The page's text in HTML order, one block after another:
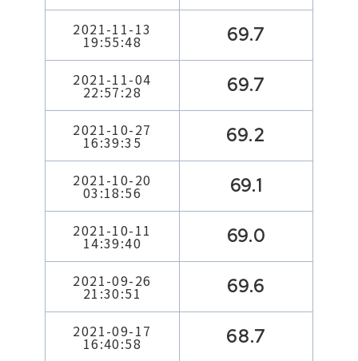
2021-11-13
19:55:48 69.7
2021-11-04
22:57:28 69.7
2021-10-27
16:39:35 69.2
2021-10-20
03:18:56 69.1
2021-10-11
14:39:40 69.0
2021-09-26
21:30:51 69.6
2021-09-17
16:40:58 68.7